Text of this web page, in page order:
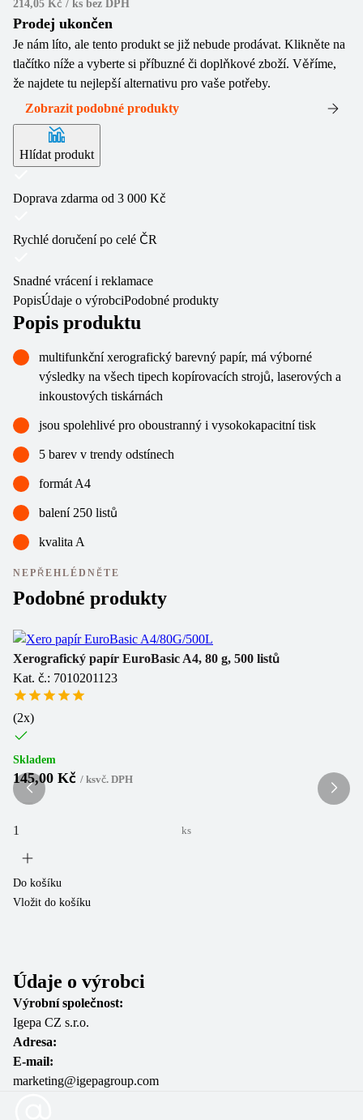
214,05 Kč / ks bez DPH
Prodej ukončen
Je nám líto, ale tento produkt se již nebude prodávat. Klikněte na
tlačítko níže a vyberte si příbuzné či doplňkové zboží. Věříme,
že najdete tu nejlepší alternativu pro vaše potřeby.
Zobrazit podobné produkty
Hlídat produkt
Doprava zdarma od 3 000 Kč
Rychlé doručení po celé ČR
Snadné vrácení i reklamace
PopisÚdaje o výrobciPodobné produkty
Popis produktu
multifunkční xerografický barevný papír, má výborné
výsledky na všech tipech kopírovacích strojů, laserových a
inkoustových tiskárnách
jsou spolehlivé pro oboustranný i vysokokapacitní tisk
5 barev v trendy odstínech
formát A4
balení 250 listů
kvalita A
NEPŘEHLÉDNĚTE
Podobné produkty
Xerografický papír EuroBasic A4, 80 g, 500 listů
Kat. č.: 7010201123
(2x)
Skladem
145,00 Kč / ksvč. DPH
ks
Do košíku
Vložit do košíku
Údaje o výrobci
Výrobní společnost:
Igepa CZ s.r.o.
Adresa:
E-mail:
marketing@igepagroup.com